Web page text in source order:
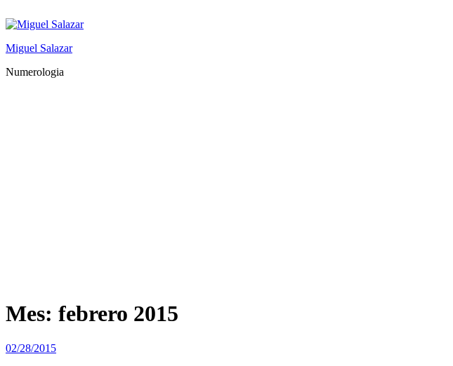
al
Miguel Salazar
Numerologia
Mes: febrero 2015
Publicado
02/28/2015